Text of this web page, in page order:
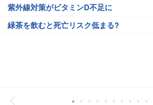
紫外線対策がビタミンD不足に
緑茶を飲むと死亡リスク低まる?